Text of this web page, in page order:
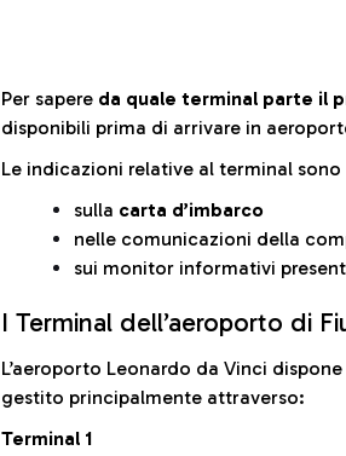
Per sapere da quale terminal parte il
disponibili prima di arrivare in
Le indicazioni relative al terminal
sulla carta d’imbarco
nelle comunicazioni della
sui monitor informativi
I Terminal dell’aeroporto di
L’aeroporto Leonardo da Vinci
gestito principalmente attraverso:
Terminal 1